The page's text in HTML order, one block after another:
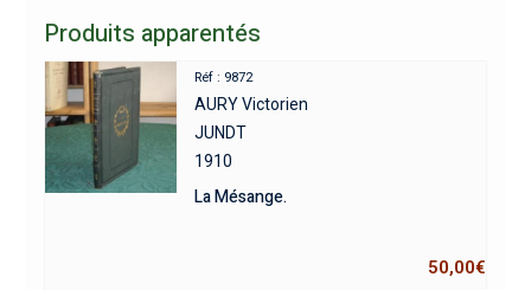
Produits apparentés
Réf : 9872
AURY Victorien
JUNDT
1910
La Mésange.
50,00€